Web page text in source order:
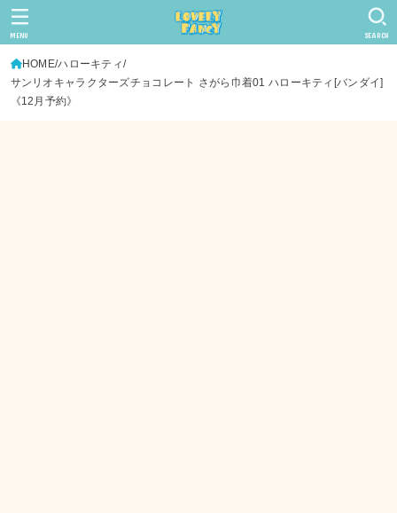
SEARCH
MENU
HOME ハローキティ
サンリオキャラクターズチョコレート さがら巾着01 ハローキティ[バンダイ]
《12月予約》